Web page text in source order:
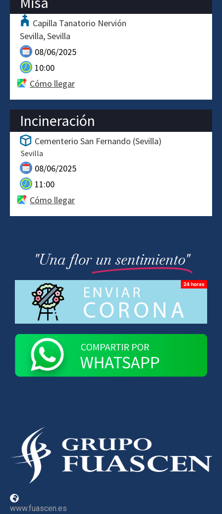
Capilla Tanatorio Nervión
Sevilla Sevilla
08/06/2025
10:00
Cómo llegar
Incineración
Cementerio San Fernando (Sevilla)
Sevilla
08/06/2025
11:00
Cómo llegar
"Una flor un sentimiento"
www.fuascen.es